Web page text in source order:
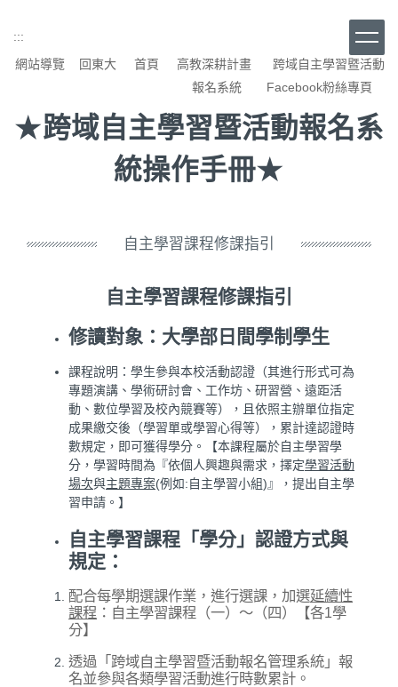
要
區
:::
網站導覽
回東大 首頁 高教深耕計畫
跨域自主學習暨活動
報名系統
Facebook粉絲專頁
★跨域自主學習暨活動報名系
統操作手冊★
自主學習課程修課指引
自主學習課程修課指引
修讀對象：大學部日間學制學生
課程說明：學生參與本校活動認證（其進行形式可為
專題演講、學術研討會、工作坊、研習營、遠距活
動、數位學習及校內競賽等），且依照主辦單位指定
成果繳交後（學習單或學習心得等），累計達認證時
數規定，即可獲得學分。【本課程屬於自主學習學
分，學習時間為『依個人興趣與需求，擇定學習活動
場次與主題專案(例如:自主學習小組)』，提出自主學
習申請。】
自主學習課程「學分」認證方式與
規定：
配合每學期選課作業，進行選課，加選延續性
課程 ：自主學習課程（一）～（四）【各1學
分】
透過「跨域自主學習暨活動報名管理系統」報
名並參與各類學習活動進行時數累計。